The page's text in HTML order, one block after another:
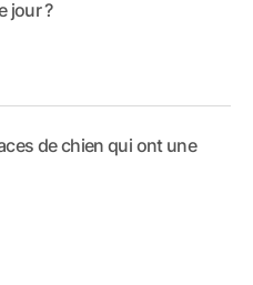
jour ?
de chien qui ont une